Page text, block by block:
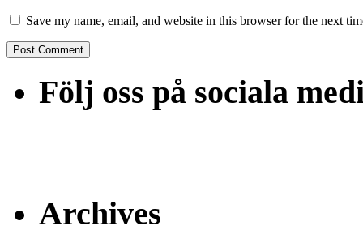
Save my name, email, and website in this browser for the next
Följ oss på sociala
Archives